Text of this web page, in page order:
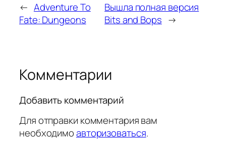
← Adventure To
Fate: Dungeons
Вышла полная версия
Bits and Bops →
Комментарии
Добавить комментарий
Для отправки комментария вам
необходимоавторизоваться.